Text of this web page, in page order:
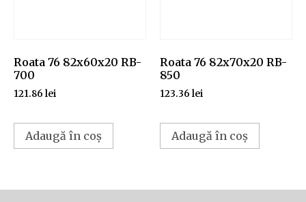
Roata 76 82x60x20 RB-
700
121.86 lei
Adaugă în coș
Roata 76 82x70x20 RB-
850
123.36 lei
Adaugă în coș